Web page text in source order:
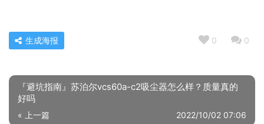
0 0
生成海报
『避坑指南』苏泊尔vcs60a-c2吸尘器怎么样？质量真的
好吗
« 上一篇 2022/10/02 07:06